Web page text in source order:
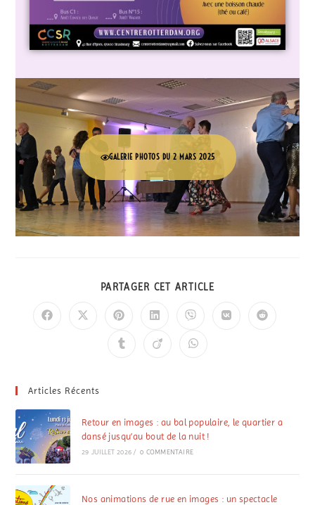
GALERIE PHOTOS DU 2 MARS 2025
PARTAGER CET ARTICLE
Articles Récents
Retour en images : au bal populaire, le quartier a
dansé jusqu’au bout de la nuit !
29 JUILLET 2026 / 0 COMMENTAIRE
Nos animations de rue en images : un spectacle